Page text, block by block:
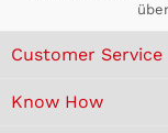
Customer Service
Know How